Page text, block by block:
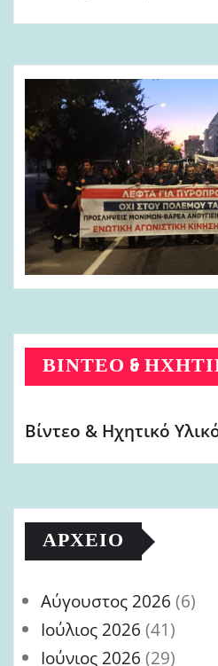
ΒΊΝΤΕΟ &
Βίντεο & Ηχητικό
ΑΡΧΕΊΟ
Αύγουστος 2026 (6)
Ιούλιος 2026 (41)
Ιούνιος 2026 (29)